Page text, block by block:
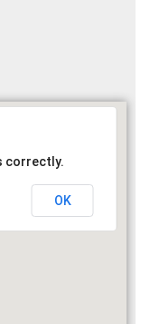
correctly.
OK